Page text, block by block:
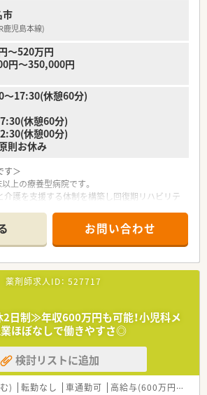
市
鹿児島本線)
～520万円
円～350,000円
～17:30(休憩60分)
休憩60分)
休憩00分)
則お休み
す＞
上の療養型病院です。
護を支援する体制を構築し回復期リハビリテ
連の介護関連施設を複数運営されており、地域
期病院とも密に連携されております。
す＞
内科の他複数科目を診療しており幅広い症例を
ます。
の患者様に関する業務があり幅広業務に携わ
もありませんので、家庭とも両立しやすい職場
実＞
までのお子さんに月3,000円の付与がありま
お問い合わせ
薬剤師求人ID： 527717
2日制≫年収600万円も可能！小児科メ
業ほぼなしで働きやすさ◎
検討リストに追加
) 転勤なし 車通勤可 高給与(600万円以上)